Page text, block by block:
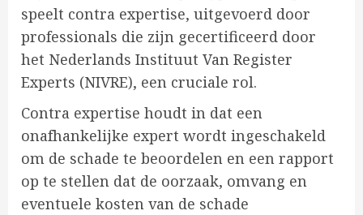
speelt contra expertise, uitgevoerd door
professionals die zijn gecertificeerd door
het Nederlands Instituut Van Register
Experts (NIVRE), een cruciale rol.
Contra expertise houdt in dat een
onafhankelijke expert wordt ingeschakeld
om de schade te beoordelen en een rapport
op te stellen dat de oorzaak, omvang en
eventuele kosten van de schade